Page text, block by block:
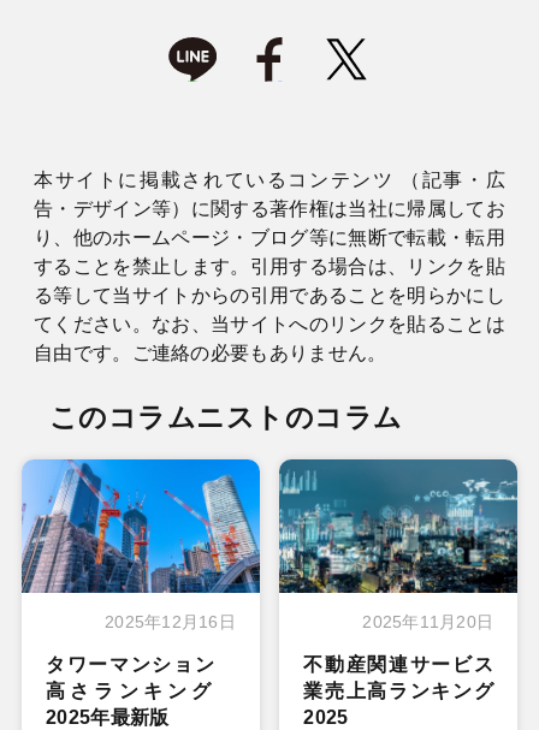
本サイトに掲載されているコンテンツ （記事・広
告・デザイン等）に関する著作権は当社に帰属してお
り、他のホームページ・ブログ等に無断で転載・転用
することを禁止します。引用する場合は、リンクを貼
る等して当サイトからの引用であることを明らかにし
てください。なお、当サイトへのリンクを貼ることは
自由です。ご連絡の必要もありません。
このコラムニストのコラム
2025年12月16日
タワーマンション
高さランキング
2025年最新版
2025年11月20日
不動産関連サービス
業売上高ランキング
2025